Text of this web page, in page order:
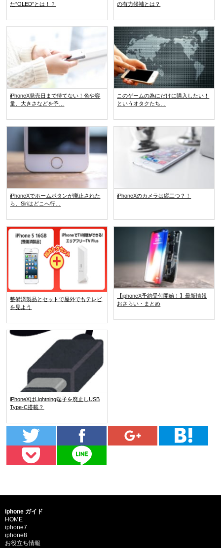
た”OLED”とは！？
の有力候補とは？
iPhoneX発売日まで待てない！色や容
量、大きさなどを予…
このゲームの為にだけに購入したい！
というオタクたち…
iPhoneXでホームボタンが廃止された
ら、Siriはどこへ行…
iPhoneXのカメラは縦二つ？！
整備済製品とセットで屋外でもテレビ
を見よう
【iphoneX予約受付開始！】最新情報
おさらい・まとめ
iPhoneXはLightning端子を廃止しUSB
Type-C搭載？
iphone ガイド
HOME
iphone7
iphone8
お役立ち情報